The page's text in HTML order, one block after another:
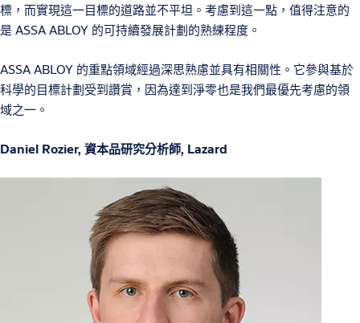
標，而實現這一目標的道路並不平坦。考慮到這一點，值得注意的
是 ASSA ABLOY 的可持續發展計劃的熟練程度。
ASSA ABLOY 的重點領域經過深思熟慮並具有相關性。它參與基於
科學的目標計劃受到讚賞，因為達到淨零也是我們最優先考慮的領
域之一。
Daniel Rozier,資本品研究分析師, Lazard